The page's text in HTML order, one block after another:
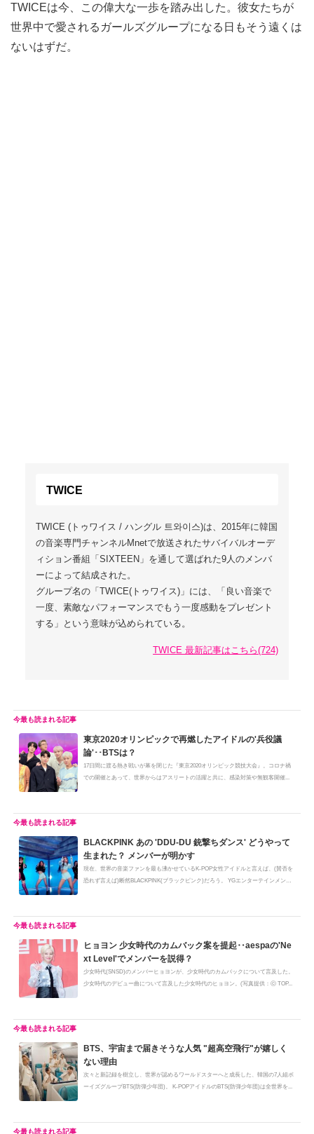
TWICEは今、この偉大な一歩を踏み出した。彼女たちが
世界中で愛されるガールズグループになる日もそう遠くは
ないはずだ。
TWICE
TWICE (トゥワイス / ハングル 트와이스)は、2015年に韓国
の音楽専門チャンネルMnetで放送されたサバイバルオーデ
ィション番組「SIXTEEN」を通して選ばれた9人のメンバ
ーによって結成された。
グループ名の「TWICE(トゥワイス)」には、「良い音楽で
一度、素敵なパフォーマンスでもう一度感動をプレゼント
する」という意味が込められている。
TWICE 最新記事はこちら(724)
東京2020オリンピックで再燃したアイドルの'兵役議
論'･･BTSは？
17日間に渡る熱き戦いが幕を閉じた『東京2020オリンピック競技大会』。コロナ禍
での開催とあって、世界からはアスリートの活躍と共に、感染対策や無観客開催...
BLACKPINK あの 'DDU-DU 銃撃ちダンス' どうやって
生まれた？ メンバーが明かす
現在、世界の音楽ファンを最も沸かせているK-POP女性アイドルと言えば、(賛否を
恐れず言えば)断然BLACKPINK(ブラックピンク)だろう。 YGエンターテインメン
ヒョヨン 少女時代のカムバック案を提起‥aespaの'Ne
xt Level'でメンバーを説得？
少女時代(SNSD)のメンバーヒョヨンが、少女時代のカムバックについて言及した。
少女時代のデビュー曲について言及した少女時代のヒョヨン。(写真提供：ⓒ TOP...
BTS、宇宙まで届きそうな人気 "超高空飛行"が嬉しく
ない理由
次々と新記録を樹立し、世界が認めるワールドスターへと成長した、韓国の7人組ボ
ーイズグループBTS(防弾少年団)。 K-POPアイドルのBTS(防弾少年団)は全世界を...